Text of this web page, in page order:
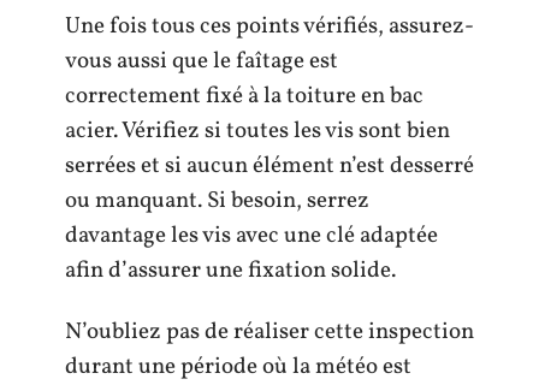
Une fois tous ces points vérifiés, assurez-
vous aussi que le faîtage est
correctement fixé à la toiture en bac
acier. Vérifiez si toutes les vis sont bien
serrées et si aucun élément n’est desserré
ou manquant. Si besoin, serrez
davantage les vis avec une clé adaptée
afin d’assurer une fixation solide.
N’oubliez pas de réaliser cette inspection
durant une période où la météo est